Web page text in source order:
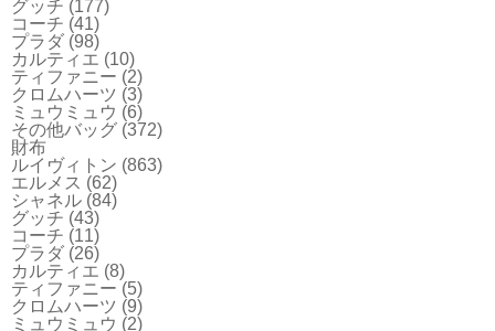
グッチ (177)
コーチ (41)
プラダ (98)
カルティエ (10)
ティファニー (2)
クロムハーツ (3)
ミュウミュウ (6)
その他バッグ (372)
財布
ルイヴィトン (863)
エルメス (62)
シャネル (84)
グッチ (43)
コーチ (11)
プラダ (26)
カルティエ (8)
ティファニー (5)
クロムハーツ (9)
ミュウミュウ (2)